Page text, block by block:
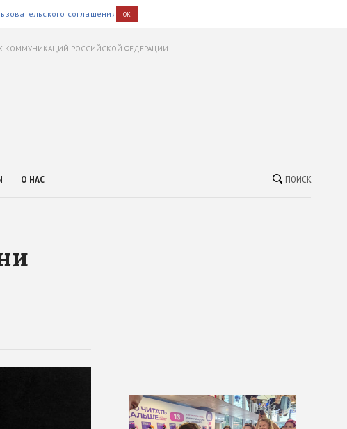
соглашения OK
КОММУНИКАЦИЙ РОССИЙСКОЙ ФЕДЕРАЦИИ
О НАС ПОИСК